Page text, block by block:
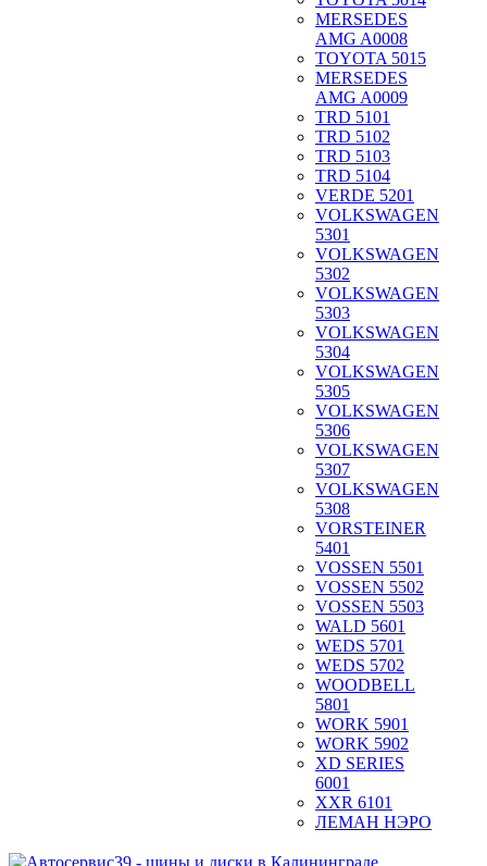
MERSEDES
AMG A0008
TOYOTA 5015
MERSEDES
AMG A0009
TRD 5101
TRD 5102
TRD 5103
TRD 5104
VERDE 5201
VOLKSWAGEN
5301
VOLKSWAGEN
5302
VOLKSWAGEN
5303
VOLKSWAGEN
5304
VOLKSWAGEN
5305
VOLKSWAGEN
5306
VOLKSWAGEN
5307
VOLKSWAGEN
5308
VORSTEINER
5401
VOSSEN 5501
VOSSEN 5502
VOSSEN 5503
WALD 5601
WEDS 5701
WEDS 5702
WOODBELL
5801
WORK 5901
WORK 5902
XD SERIES
6001
XXR 6101
ЛЕМАН НЭРО